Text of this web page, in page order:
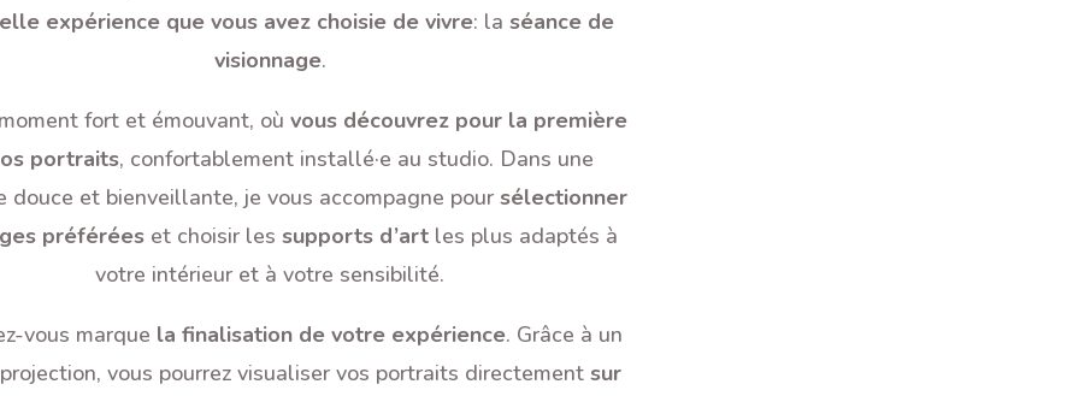
expérience que vous avez choisie de vivre: la séance de
visionnage.
fort et émouvant, où vous découvrez pour la première
portraits, confortablement installé·e au studio. Dans une
douce et bienveillante, je vous accompagne pour sélectionner
préférées et choisir les supports d’art les plus adaptés à
votre intérieur et à votre sensibilité.
vous marque la finalisation de votre expérience. Grâce à un
vous pourrez visualiser vos portraits directement sur